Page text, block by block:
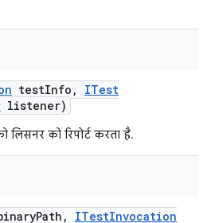
testInfo ,
ITest
listener)
को रिपोर्ट करता है.
Path , ITestInvocation